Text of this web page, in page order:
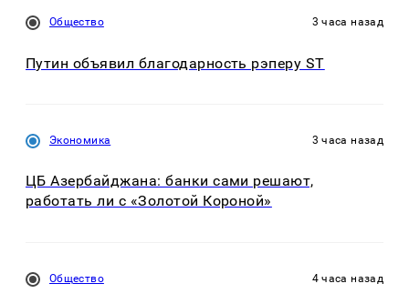
Общество 3 часа назад
Путин объявил благодарность рэперу ST
Экономика 3 часа назад
ЦБ Азербайджана: банки сами решают,
работать ли с «Золотой Короной»
Общество 4 часа назад